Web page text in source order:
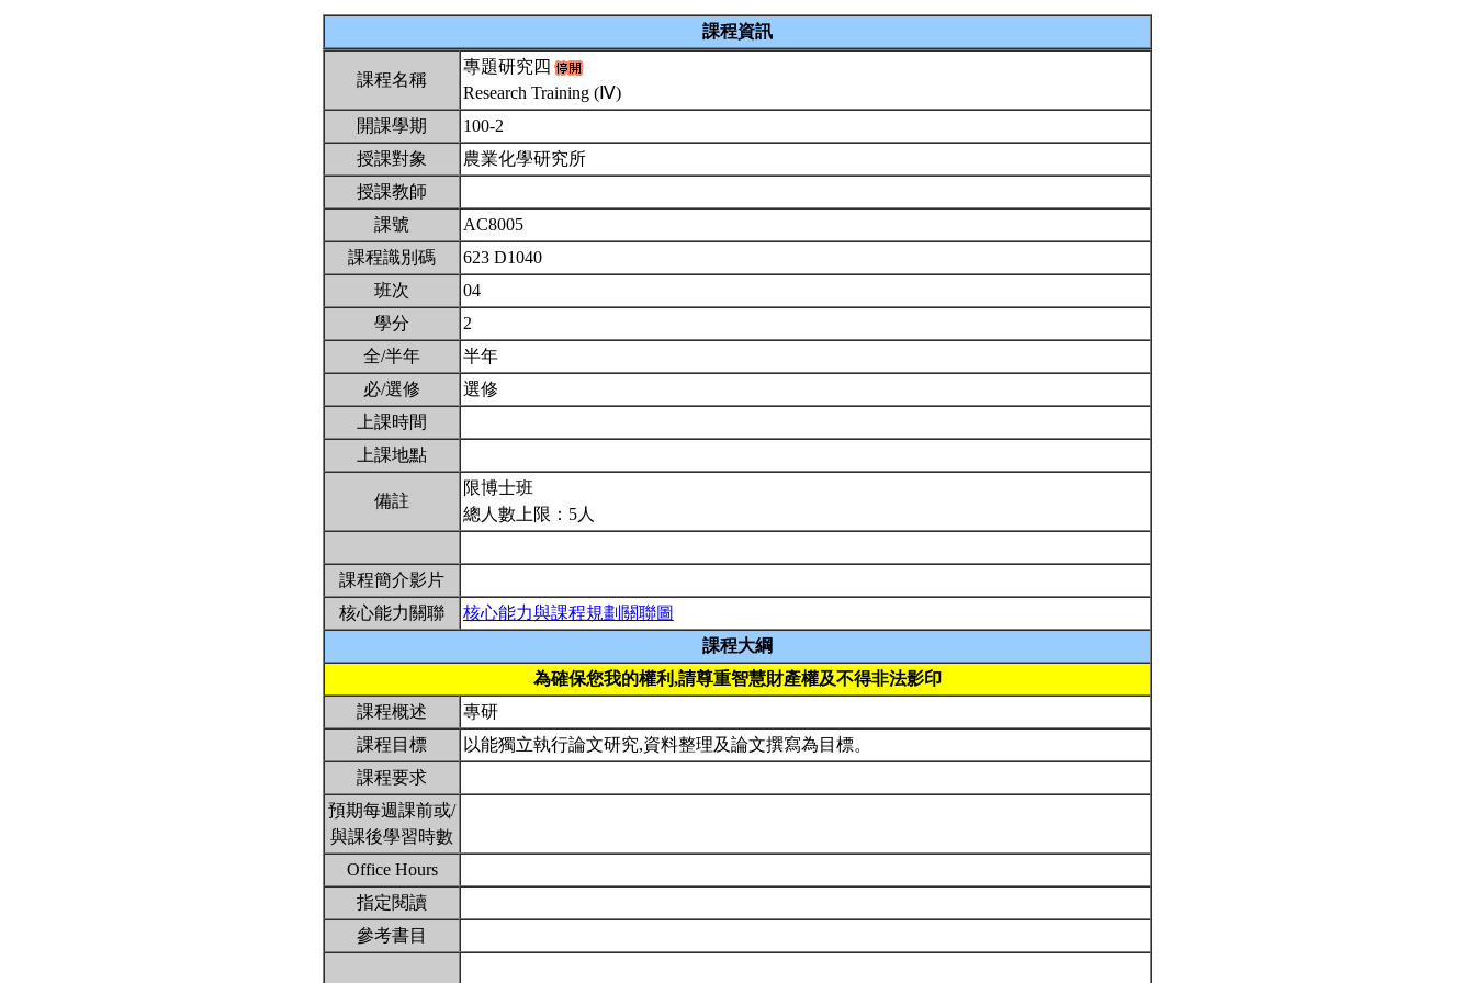
課程資訊
課程名稱
專題研究四
Research Training (Ⅳ)
開課學期
100-2
授課對象
農業化學研究所
授課教師
課號
AC8005
課程識別碼
623 D1040
班次
04
學分
2
全/半年
半年
必/選修
選修
上課時間
上課地點
備註
限博士班
總人數上限：5人
課程簡介影片
核心能力關聯
核心能力與課程規劃關聯圖
課程大綱
為確保您我的權利,請尊重智慧財產權及不得非法影印
課程概述
專研
課程目標
以能獨立執行論文研究,資料整理及論文撰寫為目標。
課程要求
預期每週課前或/
與課後學習時數
Office Hours
指定閱讀
參考書目